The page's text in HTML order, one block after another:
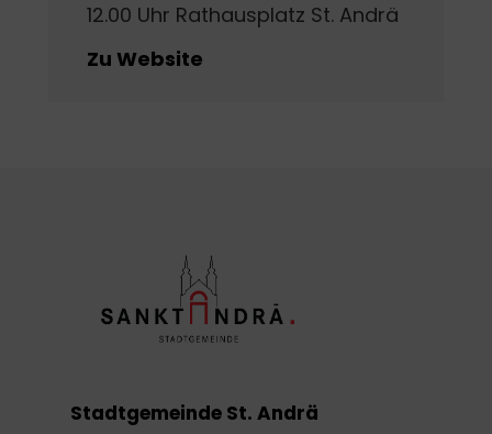
12.00 Uhr Rathausplatz St. Andrä
Zu Website
Stadtgemeinde St. Andrä